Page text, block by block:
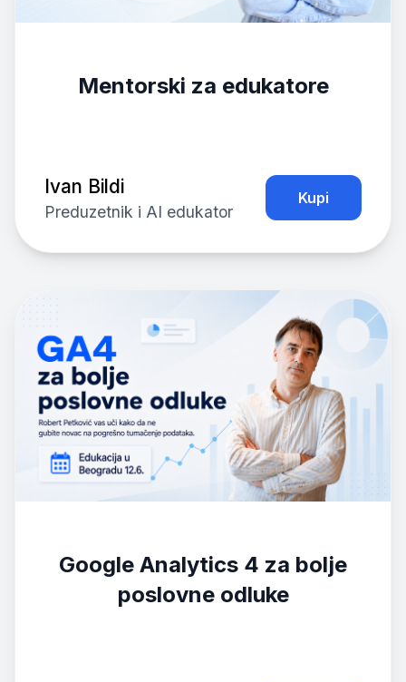
Mentorski za edukatore
Ivan Bildi
Preduzetnik i AI edukator
Kupi
Google Analytics 4 za bolje
poslovne odluke